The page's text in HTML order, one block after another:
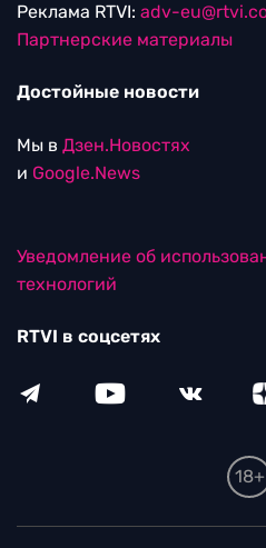
Реклама RTVI: adv-
Партнерские материалы
Достойные новости
Мы в Дзен.Новостях
и Google.News
Уведомление об
технологий
RTVI в соцсетях
18+